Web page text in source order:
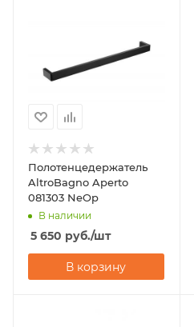
Полотенцедержатель
AltroBagno Aperto
081303 NeOp
В наличии
5 650 руб./шт
В корзину